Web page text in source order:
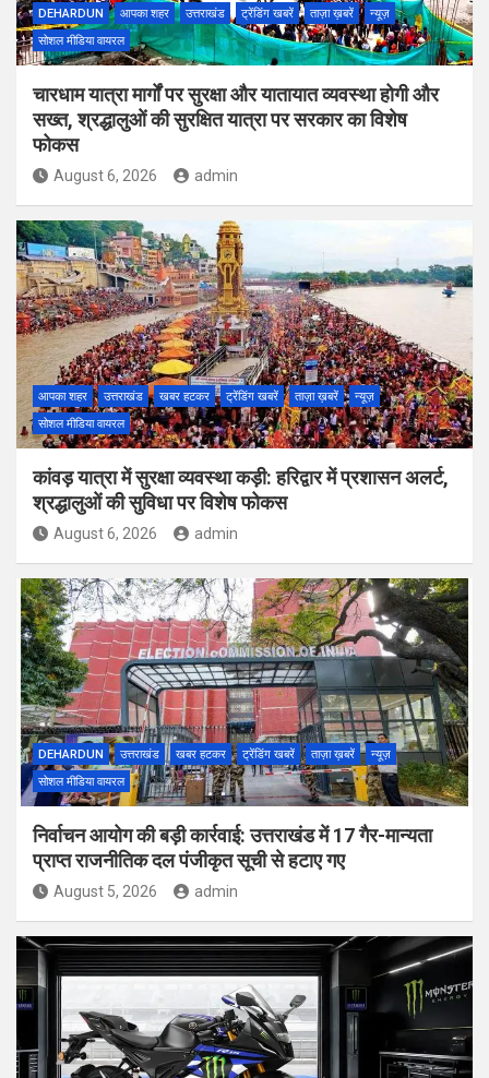
DEHARDUN आपका शहर उत्तराखंड ट्रेंडिंग खबरें ताज़ा ख़बरें
न्यूज़
सोशल मीडिया वायरल
चारधाम यात्रा मार्गों पर सुरक्षा और यातायात व्यवस्था होगी और
सख्त, श्रद्धालुओं की सुरक्षित यात्रा पर सरकार का विशेष
फोकस
August 6, 2026 admin
आपका शहर उत्तराखंड खबर हटकर ट्रेंडिंग खबरें ताज़ा ख़बरें
न्यूज़
सोशल मीडिया वायरल
कांवड़ यात्रा में सुरक्षा व्यवस्था कड़ी: हरिद्वार में प्रशासन अलर्ट,
श्रद्धालुओं की सुविधा पर विशेष फोकस
August 6, 2026 admin
DEHARDUN उत्तराखंड खबर हटकर ट्रेंडिंग खबरें ताज़ा ख़बरें
न्यूज़
सोशल मीडिया वायरल
निर्वाचन आयोग की बड़ी कार्रवाई: उत्तराखंड में 17 गैर-मान्यता
प्राप्त राजनीतिक दल पंजीकृत सूची से हटाए गए
August 5, 2026 admin